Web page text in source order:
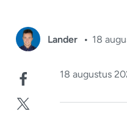
Lander 18
18 augustus